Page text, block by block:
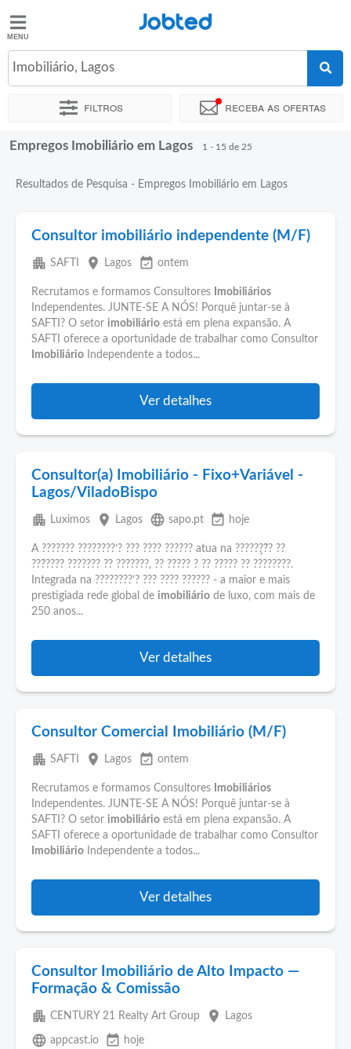
Jobted
Empregos
Salários
Jobted
Imobiliário, Lagos
Filtros Receba as ofertas
Ordenar por Localidade exata Empresa
Empregos Imobiliário em Lagos 1 - 15 de 25
Resultados de Pesquisa - Empregos Imobiliário em Lagos
Consultor imobiliário independente (M/F)
apartment SAFTI place Lagos event_available ontem
Recrutamos e formamos Consultores
Imobiliários
Independentes. JUNTE-SE A NÓS! Porquê juntar-se à
SAFTI? O setor imobiliário está em plena expansão. A
SAFTI oferece a oportunidade de trabalhar como Consultor
Imobiliário Independente a todos...
Ver detalhes
Consultor(a) Imobiliário - Fixo+Variável -
Lagos/ViladoBispo
apartment Luximos place Lagos language sapo.pt event_available hoje
A ??????? ????????’? ??? ???? ?????? atua na ??????̧?̃? ??
???́???? ??????? ?? ???????, ?? ????? ? ?? ????? ?? ????????.
Integrada na ????????’? ??? ???? ?????? - a maior e mais
prestigiada rede global de imobiliário de luxo, com mais de
250 anos...
Ver detalhes
Consultor Comercial Imobiliário (M/F)
apartment SAFTI place Lagos event_available ontem
Recrutamos e formamos Consultores
Imobiliários
Independentes. JUNTE-SE A NÓS! Porquê juntar-se à
SAFTI? O setor imobiliário está em plena expansão. A
SAFTI oferece a oportunidade de trabalhar como Consultor
Imobiliário Independente a todos...
Ver detalhes
Consultor Imobiliário de Alto Impacto —
Formação & Comissão
apartment CENTURY 21 Realty Art Group place Lagos
language appcast.io event_available hoje